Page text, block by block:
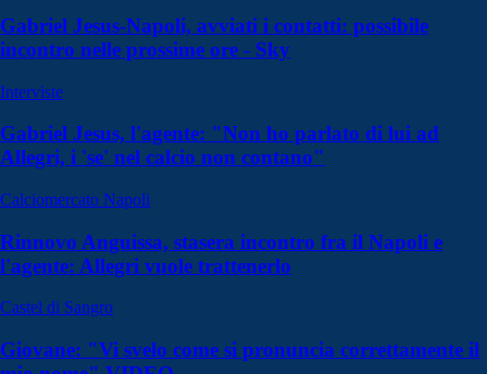
Gabriel Jesus-Napoli, avviati i contatti: possibile
incontro nelle prossime ore - Sky
Interviste
Gabriel Jesus, l'agente: "Non ho parlato di lui ad
Allegri, i 'se' nel calcio non contano"
Calciomercato Napoli
Rinnovo Anguissa, stasera incontro fra il Napoli e
l'agente: Allegri vuole trattenerlo
Castel di Sangro
Giovane: "Vi svelo come si pronuncia correttamente il